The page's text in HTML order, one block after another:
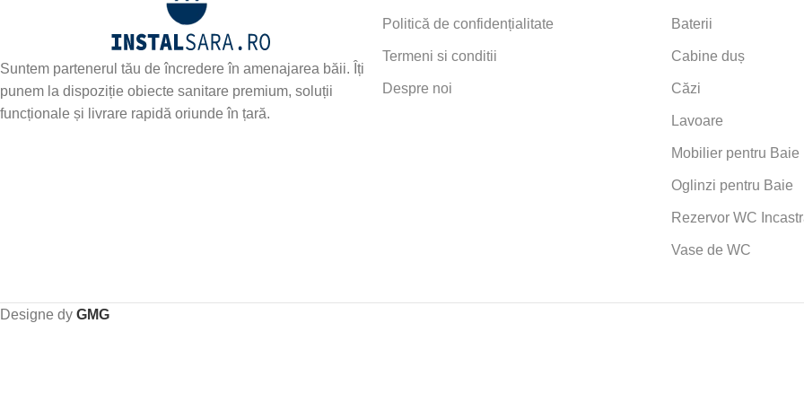
Suntem partenerul tău de încredere în amenajarea băii. Îți
punem la dispoziție obiecte sanitare premium, soluții
funcționale și livrare rapidă oriunde în țară.
Politică de confidențialitate
Termeni si conditii
Despre noi
Baterii
Cabine duș
Căzi
Lavoare
Mobilier pentru Baie
Oglinzi pentru Baie
Rezervor WC
Vase de WC
Designe dy GMG